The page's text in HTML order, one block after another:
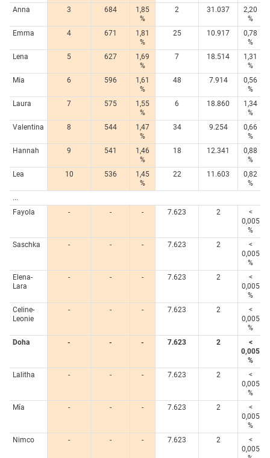
Anna
3 684
1,85
%
2 31.037
2,20
%
Emma
4 671
1,81
%
25 10.917
0,78
%
Lena
5 627
1,69
%
7 18.514
1,31
%
Mia
6 596
1,61
%
48 7.914
0,56
%
Laura
7 575
1,55
%
6 18.860
1,34
%
Valentina
8 544
1,47
%
34 9.254
0,66
%
Hannah
9 541
1,46
%
18 12.341
0,88
%
Lea
10 536
1,45
%
22 11.603
0,82
%
...
Fayola
- - - 7.623 2
<
0,005
%
Saschka
- - - 7.623 2
<
0,005
%
Elena-
Lara
- - - 7.623 2
<
0,005
%
Celine-
Leonie
- - - 7.623 2
<
0,005
%
Doha
- - - 7.623 2
<
0,005
%
Lalitha
- - - 7.623 2
<
0,005
%
Mía
- - - 7.623 2
<
0,005
%
Nimco
- - - 7.623 2
<
0,005